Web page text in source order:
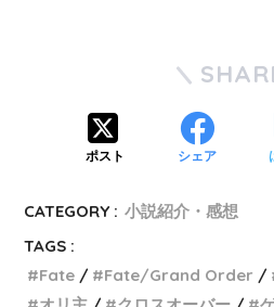
ポスト シェア
CATEGORY : 小説紹介・感想
TAGS :
Fate
Fate/Grand Order